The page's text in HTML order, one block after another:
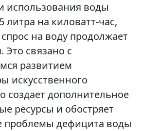
использования воды
литра на киловатт-час,
на воду продолжает
Это связано с
развитием
искусственного
создает дополнительное
ресурсы и обостряет
проблемы дефицита воды